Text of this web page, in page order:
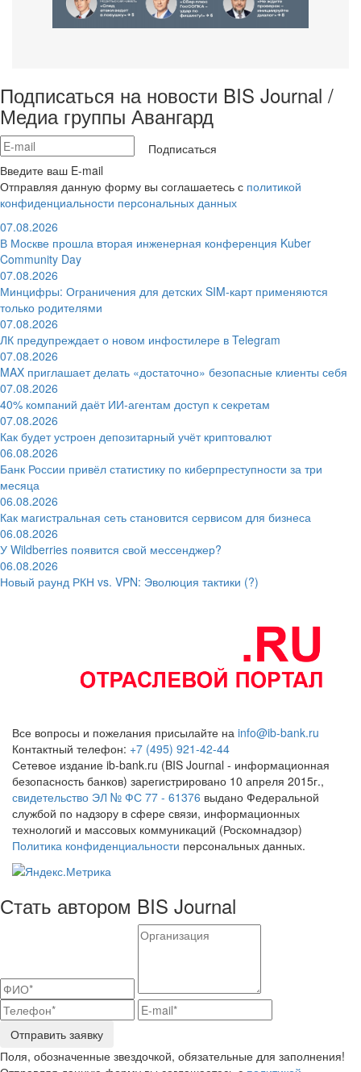
Подписаться на новости BIS Journal /
Медиа группы Авангард
Подписаться
Введите ваш E-mail
Отправляя данную форму вы соглашаетесь с политикой
конфиденциальности персональных данных
07.08.2026
В Москве прошла вторая инженерная конференция Kuber
Community Day
07.08.2026
Минцифры: Ограничения для детских SIM-карт применяются
только родителями
07.08.2026
ЛК предупреждает о новом инфостилере в Telegram
07.08.2026
MAX приглашает делать «достаточно» безопасные клиенты себя
07.08.2026
40% компаний даёт ИИ‑агентам доступ к секретам
07.08.2026
Как будет устроен депозитарный учёт криптовалют
06.08.2026
Банк России привёл статистику по киберпреступности за три
месяца
06.08.2026
Как магистральная сеть становится сервисом для бизнеса
06.08.2026
У Wildberries появится свой мессенджер?
06.08.2026
Новый раунд РКН vs. VPN: Эволюция тактики (?)
Все вопросы и пожелания присылайте на info@ib-bank.ru
Контактный телефон: +7 (495) 921-42-44
Сетевое издание ib-bank.ru (BIS Journal - информационная
безопасность банков) зарегистрировано 10 апреля 2015г.,
свидетельство ЭЛ № ФС 77 - 61376 выдано Федеральной
службой по надзору в сфере связи, информационных
технологий и массовых коммуникаций (Роскомнадзор)
Политика конфиденциальности персональных данных.
Стать автором BIS Journal
Отправить заявку
Поля, обозначенные звездочкой, обязательные для заполнения!